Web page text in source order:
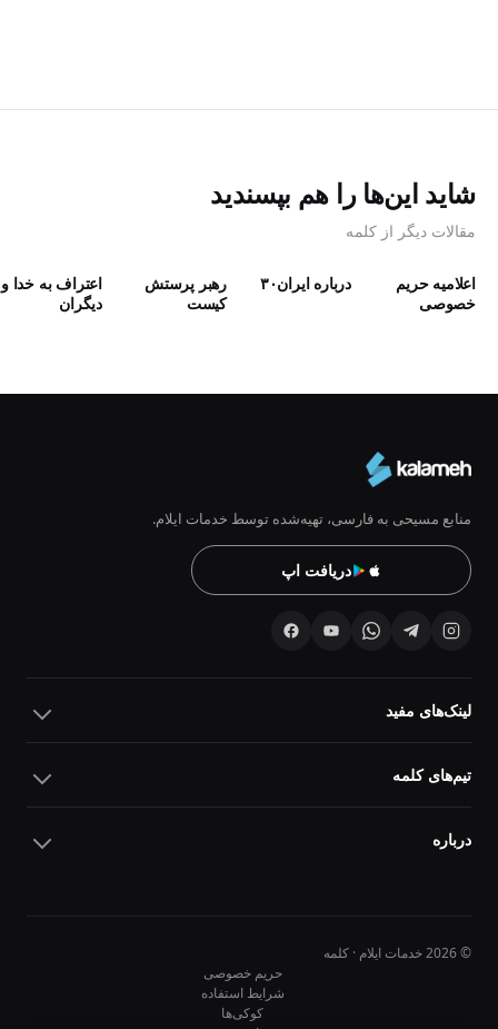
شاید این‌ها را هم بپسندید
مقالات دیگر از کلمه
اعلامیه حریم
خصوصی
درباره ایران۳۰
رهبر پرستش
كيست
اعتراف به خدا و
دیگران
منابع مسیحی به فارسی، تهیه‌شده توسط خدمات ایلام.
دریافت اپ
لینک‌های مفید
تیم‌های کلمه
درباره
© 2026 خدمات ایلام · کلمه
حریم خصوصی
شرایط استفاده
کوکی‌ها
10